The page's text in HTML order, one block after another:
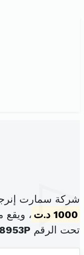
شركة سمارت
1000 د.ت
، ويقع مقرها
تحت الرقم